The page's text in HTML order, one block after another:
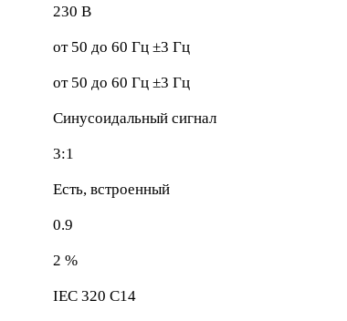
230 В
от 50 до 60 Гц ±3 Гц
от 50 до 60 Гц ±3 Гц
Синусоидальный сигнал
3:1
Есть, встроенный
0.9
2 %
IEC 320 C14